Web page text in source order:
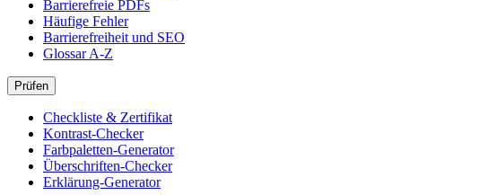
Barrierefreie PDFs
Häufige Fehler
Barrierefreiheit und SEO
Glossar A-Z
Prüfen
Checkliste & Zertifikat
Kontrast-Checker
Farbpaletten-Generator
Überschriften-Checker
Erklärung-Generator